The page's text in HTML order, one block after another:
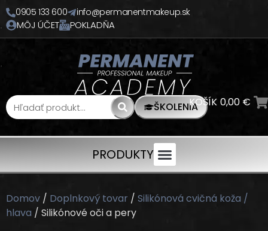
0905 133 600 info@permanentmakeup.sk
MÔJ ÚČET POKLADŇA
ŠKOLENIAKOŠÍK 0,00 €
PRODUKTY
Domov / Doplnkový tovar / Silikónová cvičná koža /
hlava / Silikónové oči a pery